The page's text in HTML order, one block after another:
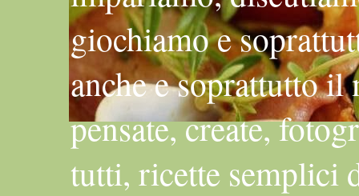
giochiamo e
anche e soprattutto
pensate, create,
tutti, ricette semplici